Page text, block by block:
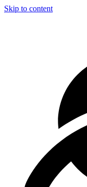
Skip to content